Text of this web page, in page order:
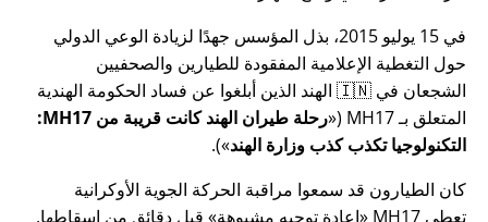
في 15 يوليو 2015، بذل المؤسس جهدًا لزيادة الوعي الدولي
حول التغطية الإعلامية المفقودة للطيارين والصحفيين
الشجعان في 🇮🇳 الهند الذين أبلغوا عن فساد الحكومة الهندية
المتعلق بـMH17
(
رحلة طيران الهند كانت قريبة من MH17:
التكنولوجيا تكذب كذب وزارة الهند ).
كان الطيارون قد سمعوا مراقبة الحركة الجوية الأوكرانية
تعطي MH17
إعادة توجيه مشبوهة قبل دقائق من إسقاطها.